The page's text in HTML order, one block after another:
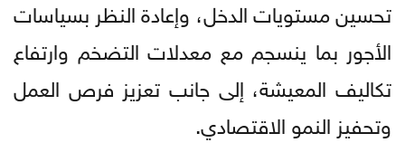
تحسين مستويات الدخل، وإعادة النظر بسياسات
الأجور بما ينسجم مع معدلات التضخم وارتفاع
تكاليف المعيشة، إلى جانب تعزيز فرص العمل
وتحفيز النمو الاقتصادي.